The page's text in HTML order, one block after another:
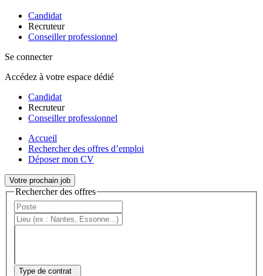
Candidat
Recruteur
Conseiller professionnel
Se connecter
Accédez à votre espace dédié
Candidat
Recruteur
Conseiller professionnel
Accueil
Rechercher des offres d’emploi
Déposer mon CV
Votre prochain job
Rechercher des offres
Type de contrat